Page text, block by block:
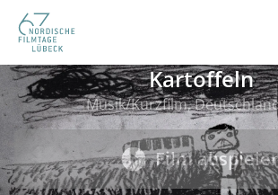
Kartoffeln
Musik/Kurzfilm,
Film